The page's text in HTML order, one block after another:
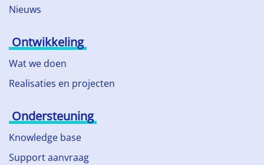
Nieuws
Ontwikkeling
Wat we doen
Realisaties en projecten
Ondersteuning
Knowledge base
Support aanvraag